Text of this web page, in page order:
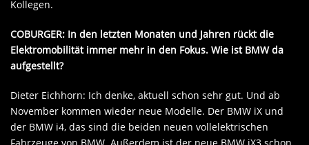
Kollegen.
COBURGER: In den letzten Monaten und Jahren rückt die
Elektromobilität immer mehr in den Fokus. Wie ist BMW da
aufgestellt?
Dieter Eichhorn: Ich denke, aktuell schon sehr gut. Und ab
November kommen wieder neue Modelle. Der BMW iX und
der BMW i4, das sind die beiden neuen vollelektrischen